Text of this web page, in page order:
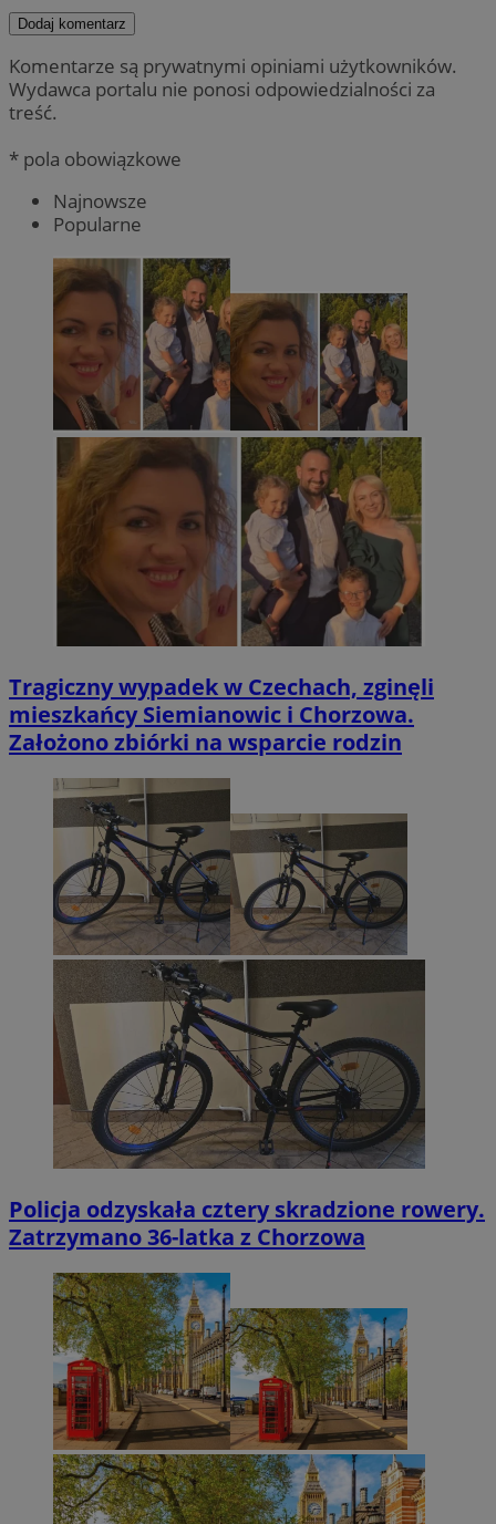
Dodaj komentarz
Komentarze są prywatnymi opiniami użytkowników.
Wydawca portalu nie ponosi odpowiedzialności za
treść.
* pola obowiązkowe
Najnowsze
Popularne
Tragiczny wypadek w Czechach, zginęli
mieszkańcy Siemianowic i Chorzowa.
Założono zbiórki na wsparcie rodzin
Policja odzyskała cztery skradzione rowery.
Zatrzymano 36-latka z Chorzowa